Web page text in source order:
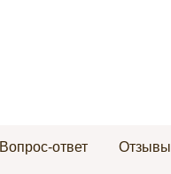
Вопрос-ответ Отзывы